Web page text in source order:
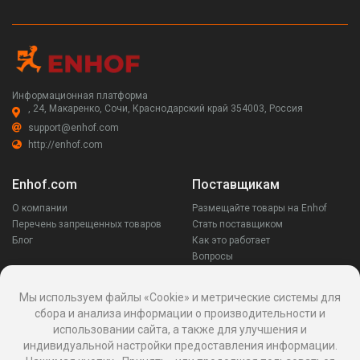
Информационная платформа
, 24, Макаренко, Сочи, Краснодарский край 354003, Россия
support@enhof.com
http://enhof.com
Enhof.com
О компании
Перечень запрещенных товаров
Блог
Поставщикам
Размещайте товары на Enhof
Стать поставщиком
Как это работает
Вопросы
Заказчикам
Аккаунт
Ваши запросы
Споры
Оставайся на связи
Мы используем файлы «Cookie» и метрические системы для
сбора и анализа информации о производительности и
использовании сайта, а также для улучшения и
индивидуальной настройки предоставления информации.